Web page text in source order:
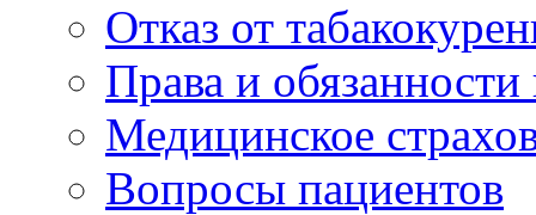
Отказ от
Права и
Медицинское
Вопросы пациентов